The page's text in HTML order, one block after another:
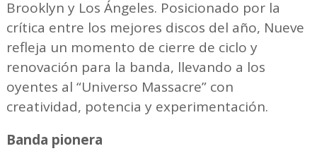
Brooklyn y Los Ángeles. Posicionado por la
crítica entre los mejores discos del año, Nueve
refleja un momento de cierre de ciclo y
renovación para la banda, llevando a los
oyentes al “Universo Massacre” con
creatividad, potencia y experimentación.
Banda pionera